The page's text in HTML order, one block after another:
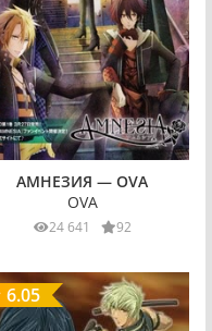
АМНЕЗИЯ — OVA
OVA
24 641 92
6.05